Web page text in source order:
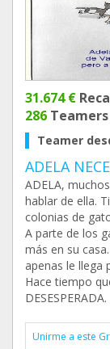
31.674 €
286 Teamers
Teamer
ADELA
ADELA,
hablar de ella.
colonias de
A parte de los
más en su
apenas le llega
Hace tiempo
Unirme a este